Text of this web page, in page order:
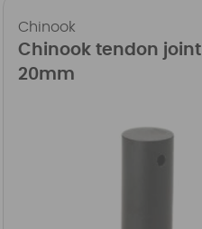
Chinook
Chinook tendon joint
20mm